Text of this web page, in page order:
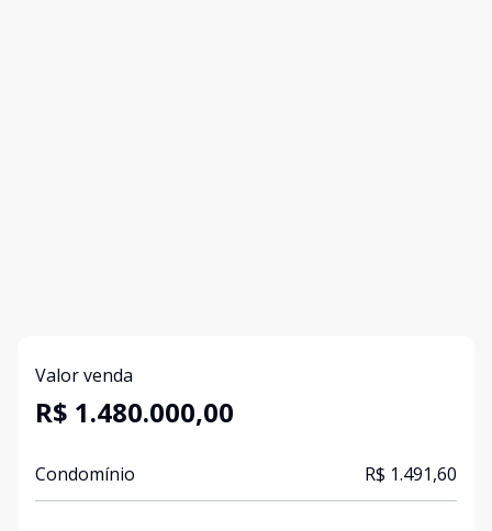
Valor venda
R$ 1.480.000,00
Condomínio R$ 1.491,60